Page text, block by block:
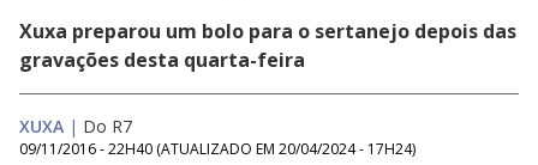
Xuxa preparou um bolo para o sertanejo depois das
gravações desta quarta-feira
XUXA | Do R7
09/11/2016 - 22H40 (ATUALIZADO EM 20/04/2024 - 17H24)